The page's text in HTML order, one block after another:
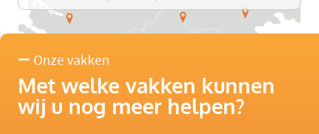
Onze vakken
Met welke vakken kunnen
wij u nog meer helpen?